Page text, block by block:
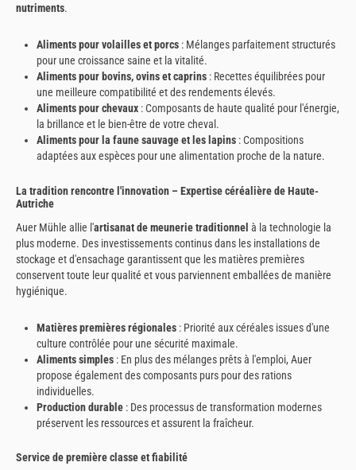
nutriments.
Aliments pour volailles et porcs: Mélanges parfaitement structurés
pour une croissance saine et la vitalité.
Aliments pour bovins, ovins et caprins: Recettes équilibrées pour
une meilleure compatibilité et des rendements élevés.
Aliments pour chevaux: Composants de haute qualité pour l'énergie,
la brillance et le bien-être de votre cheval.
Aliments pour la faune sauvage et les lapins: Compositions
adaptées aux espèces pour une alimentation proche de la nature.
La tradition rencontre l'innovation – Expertise céréalière de Haute-
Autriche
Auer Mühle allie l'artisanat de meunerie traditionnel à la technologie la
plus moderne. Des investissements continus dans les installations de
stockage et d'ensachage garantissent que les matières premières
conservent toute leur qualité et vous parviennent emballées de manière
hygiénique.
Matières premières régionales: Priorité aux céréales issues d'une
culture contrôlée pour une sécurité maximale.
Aliments simples: En plus des mélanges prêts à l'emploi, Auer
propose également des composants purs pour des rations
individuelles.
Production durable: Des processus de transformation modernes
préservent les ressources et assurent la fraîcheur.
Service de première classe et fiabilité